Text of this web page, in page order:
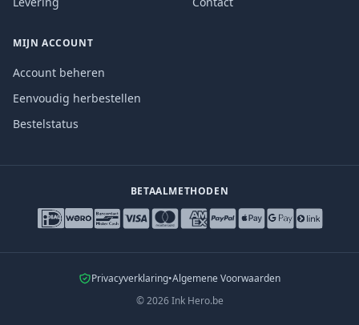
MIJN ACCOUNT
Account beheren
Eenvoudig herbestellen
Bestelstatus
BETAALMETHODEN
Privacyverklaring•Algemene Voorwaarden
©2026 Ink Hero.be